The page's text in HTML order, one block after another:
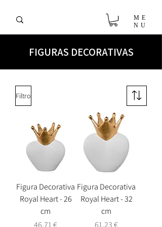
ME
NU
FIGURAS DECORATIVAS
Filtro
Figura Decorativa
Royal Heart - 26
cm
Precio
46,71 €
Figura Decorativa
Royal Heart - 32
cm
Precio
61,23 €